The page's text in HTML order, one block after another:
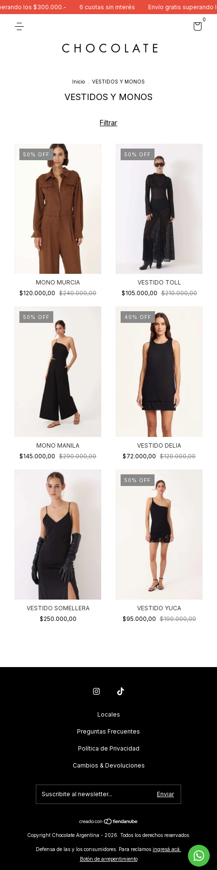
los $300.000.- 6 cuotas sin interés Envío gratis superando
0
Inicio VESTIDOS Y MONOS
VESTIDOS Y MONOS
Filtrar
50 % OFF
MONO MURCIA
$120.000,00 $240.000,00
50 % OFF
VESTIDO TOLL
$105.000,00 $210.000,00
50 % OFF
MONO MANILA
$145.000,00 $290.000,00
40 % OFF
VESTIDO DELIA
$72.000,00 $120.000,00
VESTIDO SOMELLERA
$250.000,00
50 % OFF
VESTIDO YUCA
$95.000,00 $190.000,00
Locales
Preguntas Frecuentes
Política de Privacidad
Cambios & Devoluciones
Copyright Chocolate Argentina - 2026. Todos los derechos reservados.
Defensa de las y los consumidores. Para reclamos ingresá acá.
Botón de arrepentimiento